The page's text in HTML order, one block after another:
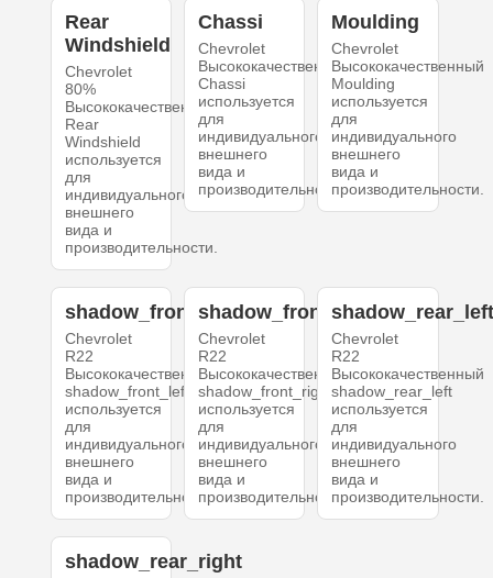
Rear
Windshield
Chevrolet
80%
Высококачественный
Rear
Windshield
используется
для
индивидуального
внешнего
вида и
производительности.
Chassi
Chevrolet
Высококачественный
Chassi
используется
для
индивидуального
внешнего
вида и
производительности.
Moulding
Chevrolet
Высококачественный
Moulding
используется
для
индивидуального
внешнего
вида и
производительности.
shadow_front_left
Chevrolet
R22
Высококачественный
shadow_front_left
используется
для
индивидуального
внешнего
вида и
производительности.
shadow_front_right
Chevrolet
R22
Высококачественный
shadow_front_right
используется
для
индивидуального
внешнего
вида и
производительности.
Chevrolet
R22
Высококачественный
shadow_rear_left
используется
для
индивидуального
внешнего
вида и
производительности.
shadow_rear_right